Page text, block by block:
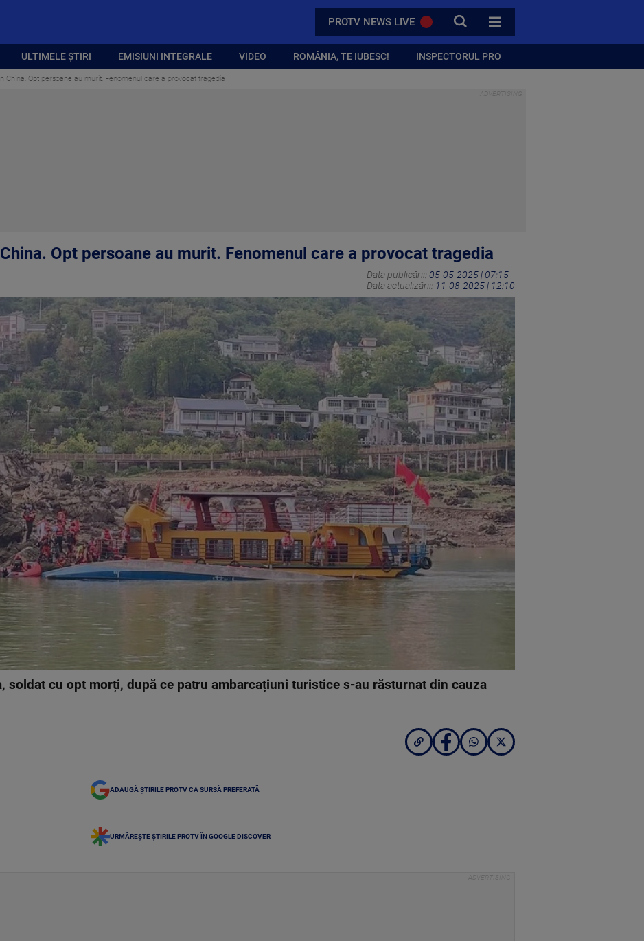
PROTV NEWS LIVE CAUTA
TOATE CATEGORIILE
ULTIMELE ȘTIRI EMISIUNI INTEGRALE VIDEO ROMÂNIA, TE IUBESC! INSPECTORUL PRO
China. Opt persoane au murit. Fenomenul care a provocat tragedia
Opt persoane au murit. Fenomenul care a provocat tragedia
Data publicării: 05-05-2025 | 07:15
Data actualizării: 11-08-2025 | 12:10
soldat cu opt morți, după ce patru ambarcațiuni turistice s-au răsturnat din cauza
ADAUGĂ ȘTIRILE PROTV CA SURSĂ PREFERATĂ
URMĂREȘTE ȘTIRILE PROTV ÎN GOOGLE DISCOVER